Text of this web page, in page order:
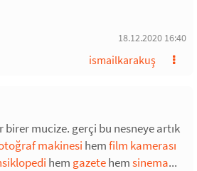
18.12.2020 16:40
ismailkarakuş
mucize. gerçi bu nesneye artık
makinesi hemfilm kamerası
hem gazetehemsinema...